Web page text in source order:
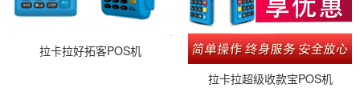
拉卡拉好拓客POS机
拉卡拉超级收款宝POS机